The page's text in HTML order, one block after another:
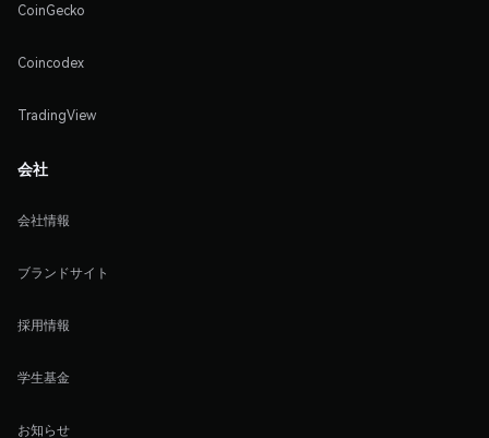
CoinGecko
Coincodex
TradingView
会社
会社情報
ブランドサイト
採用情報
学生基金
お知らせ